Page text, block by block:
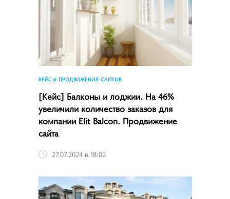
КЕЙСЫ ПРОДВИЖЕНИЯ САЙТОВ
[Кейс] Балконы и лоджии. На 46%
увеличили количество заказов для
компании Elit Balcon. Продвижение
сайта
27.07.2024 в 18:02